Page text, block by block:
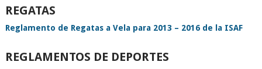
REGATAS
Reglamento de Regatas a Vela para 2013 – 2016 de la ISAF
REGLAMENTOS DE DEPORTES